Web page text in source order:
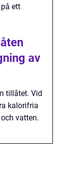
ett
av
tillåtet. Vid
kalorifria
vatten.